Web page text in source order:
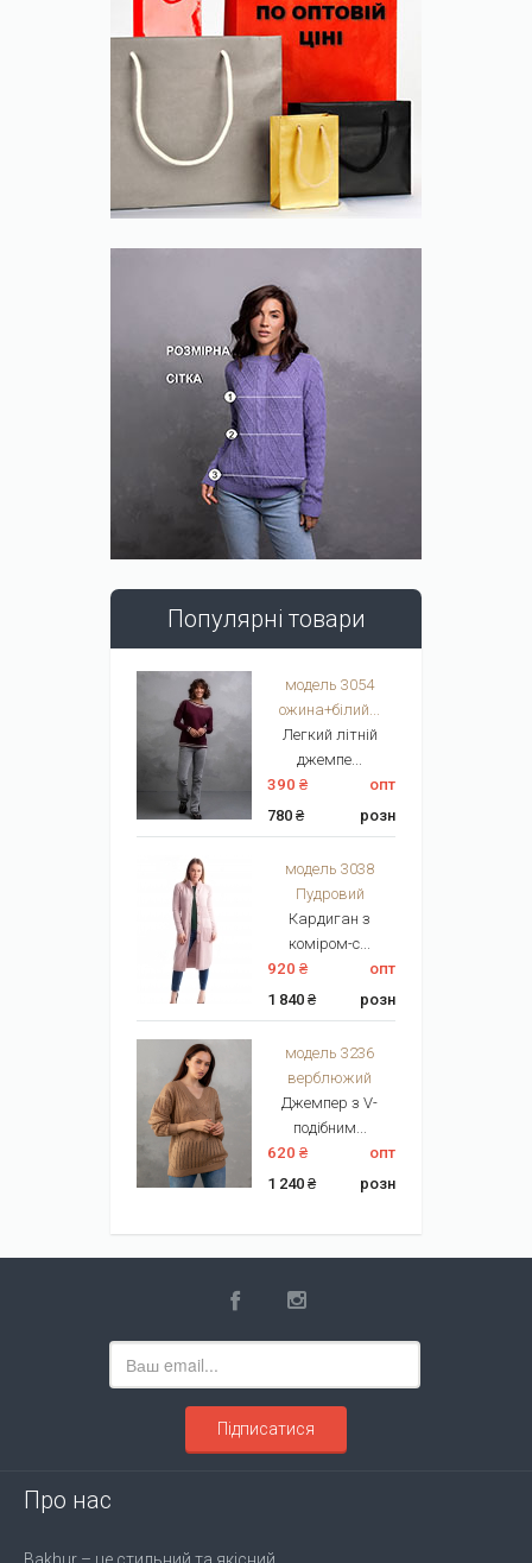
Популярні товари
модель 3054
ожина+білий...
Легкий літній
джемпе...
390 ₴
опт
780 ₴
розн
модель 3038
Пудровий
Кардиган з
коміром-с...
920 ₴
опт
1 840 ₴
розн
модель 3236
верблюжий
Джемпер з V-
подібним...
620 ₴
опт
1 240 ₴
розн
Підписатися
Про нас